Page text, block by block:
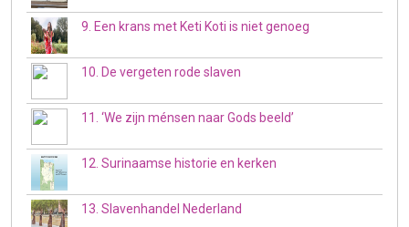
9. Een krans met Keti Koti is niet genoeg
10. De vergeten rode slaven
11. ‘We zijn ménsen naar Gods beeld’
12. Surinaamse historie en kerken
13. Slavenhandel Nederland